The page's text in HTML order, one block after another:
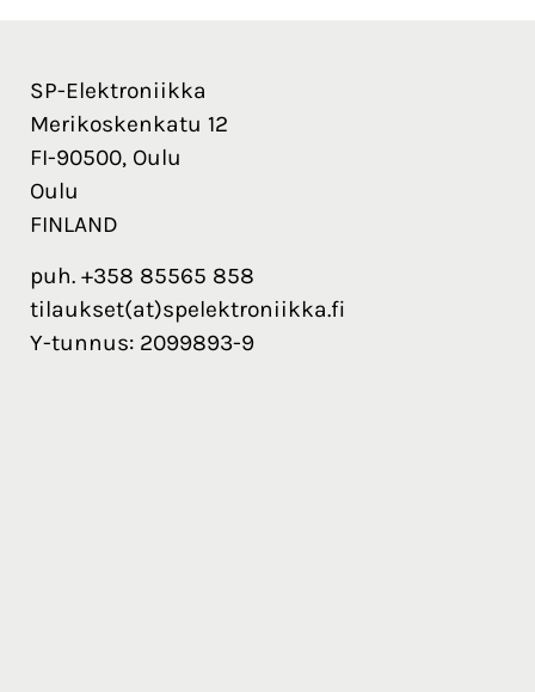
SP-Elektroniikka
Merikoskenkatu 12
FI-90500, Oulu
Oulu
FINLAND
puh. +358 85565 858
tilaukset(at)spelektroniikka.fi
Y-tunnus: 2099893-9